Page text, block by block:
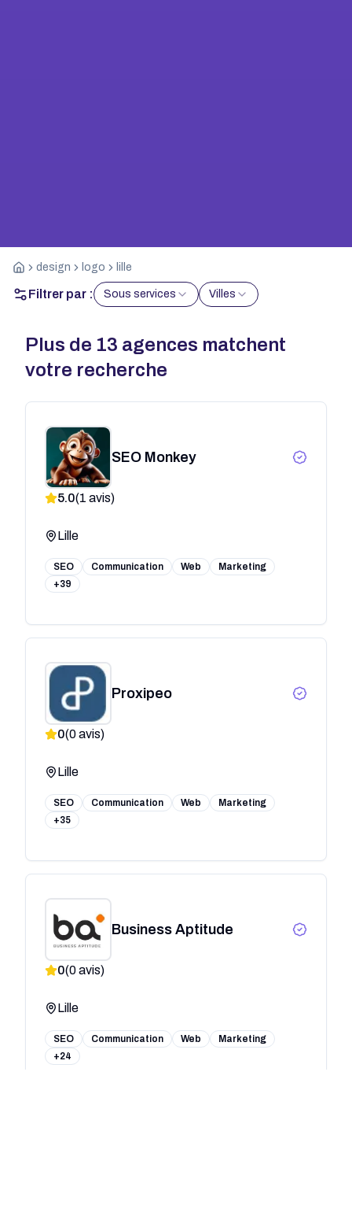
design logo lille
Filtrer par : Sous services Villes
Plus de 13 agences matchent
votre recherche
SEO Monkey
5.0(1 avis)
Lille
SEO Communication Web
Marketing
+39
Proxipeo
0(0avis)
Lille
SEO Communication Web
Marketing
+35
Business Aptitude
0(0avis)
Lille
SEO Communication Web
Marketing
+24